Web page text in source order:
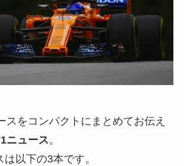
スをコンパクトにまとめてお伝え
ニュース。
以下の3本です。